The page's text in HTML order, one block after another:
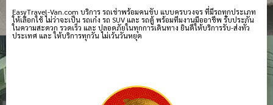
EasyTravel-Van.com บริการ รถเช่าพร้อมคนขับ แบบครบวงจร ที่มีรถทุกประเภท
ให้เลือกใช้ ไม่ว่าจะเป็น รถเก๋ง รถ SUV และ รถตู้ พร้อมทีมงานมืออาชีพ รับประกัน
ในความสะดวก รวดเร็ว และ ปลอดภัยในทุกการเดินทาง ยินดีให้บริการรับ-ส่งทั่ว
ประเทศ และ ให้บริการทุกวัน ไม่เว้นวันหยุด